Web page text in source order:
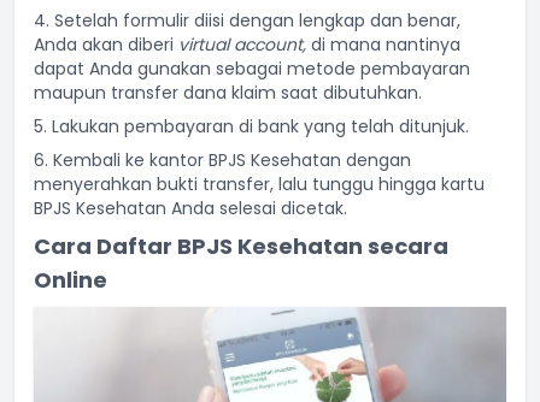
4. Setelah formulir diisi dengan lengkap dan benar,
Anda akan diberi virtual account, di mana nantinya
dapat Anda gunakan sebagai metode pembayaran
maupun transfer dana klaim saat dibutuhkan.
5. Lakukan pembayaran di bank yang telah ditunjuk.
6. Kembali ke kantor BPJS Kesehatan dengan
menyerahkan bukti transfer, lalu tunggu hingga kartu
BPJS Kesehatan Anda selesai dicetak.
Cara Daftar BPJS Kesehatan secara
Online